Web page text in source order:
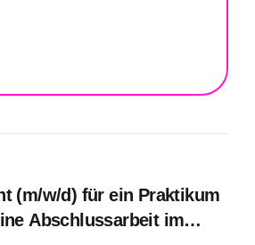
(m/w/d) für ein Praktikum
Abschlussarbeit im